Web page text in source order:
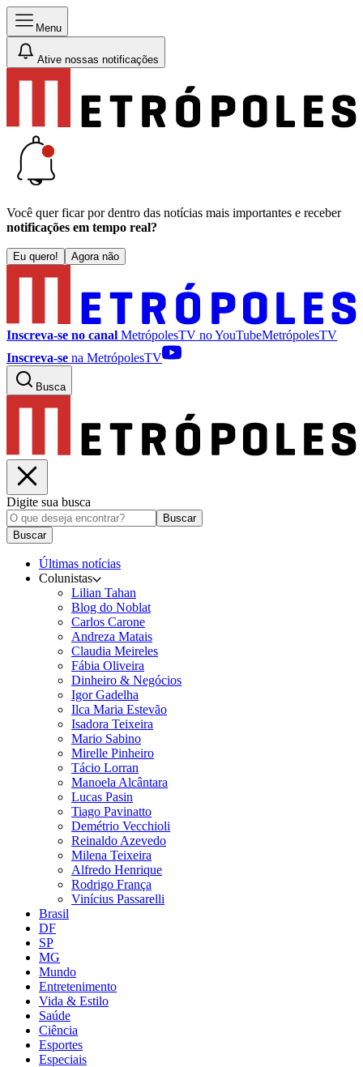
Menu
Ative nossas notificações
Você quer ficar por dentro das notícias mais importantes e receber
notificações em tempo real?
Eu quero! Agora não
Inscreva-se no canal MetrópolesTV noYouTubeMetrópolesTV
Inscreva-se na MetrópolesTV
Busca
Digite sua busca
Buscar
Buscar
Últimas notícias
Colunistas
Lilian Tahan
Blog do Noblat
Carlos Carone
Andreza Matais
Claudia Meireles
Fábia Oliveira
Dinheiro & Negócios
Igor Gadelha
Ilca Maria Estevão
Isadora Teixeira
Mario Sabino
Mirelle Pinheiro
Tácio Lorran
Manoela Alcântara
Lucas Pasin
Tiago Pavinatto
Demétrio Vecchioli
Reinaldo Azevedo
Milena Teixeira
Alfredo Henrique
Rodrigo França
Vinícius Passarelli
Brasil
DF
SP
MG
Mundo
Entretenimento
Vida & Estilo
Saúde
Ciência
Esportes
Especiais